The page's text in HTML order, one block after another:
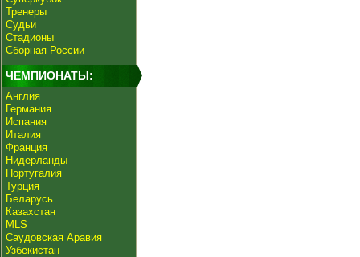
Тренеры
Судьи
Стадионы
Сборная России
ЧЕМПИОНАТЫ:
Англия
Германия
Испания
Италия
Франция
Нидерланды
Португалия
Турция
Беларусь
Казахстан
MLS
Саудовская Аравия
Узбекистан